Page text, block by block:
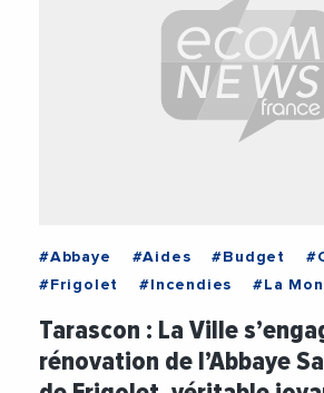
#Abbaye #Aides #Budget
#Frigolet
#Incendies
#La
#Patrimoine
#Rénovation
#Travaux publics
#Vidéos
Tarascon : La Ville
rénovation de l’Abbaye